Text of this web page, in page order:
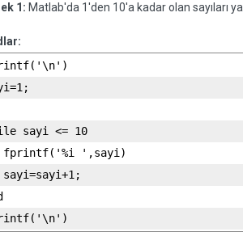
1: Matlab'da 1'den 10'a kadar olan sayıları
sayi <= 10
fprintf('%i ',sayi)
sayi=sayi+1;